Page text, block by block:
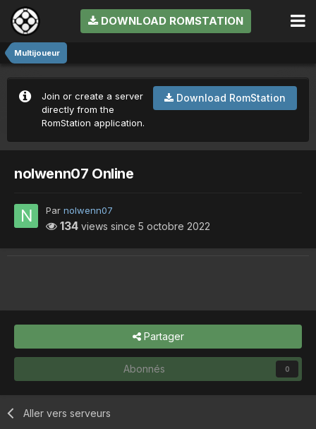
DOWNLOAD ROMSTATION
Multijoueur
Download RomStation
Join or create a server
directly from the
RomStation application.
nolwenn07 Online
Par nolwenn07
134 views since 5 octobre 2022
Partager
Abonnés 0
Aller vers serveurs